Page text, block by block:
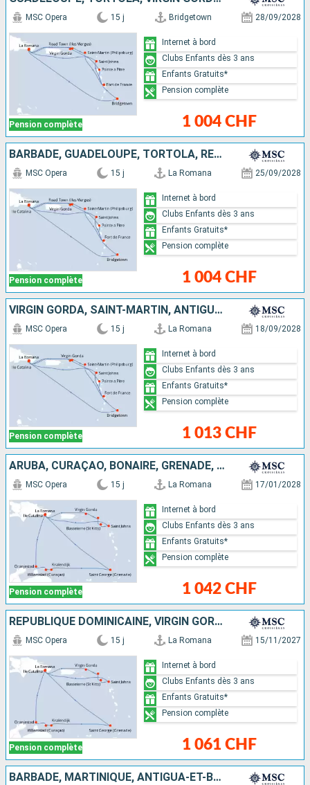
Pension complète
MSC Opera 15 j Bridgetown 28/09/2028
1 004 CHF
Internet à bord
Clubs Enfants dès 3 ans
Enfants Gratuits*
Pension complète
BARBADE, GUADELOUPE, TORTOLA, RÉPUBLIQUE DOMINICAINE, VIRGIN GORDA, SAINT-MARTIN, MARTINIQUE, ANTIGUA-ET-BARBUDA
Pension complète
MSC Opera 15 j La Romana 25/09/2028
1 004 CHF
Internet à bord
Clubs Enfants dès 3 ans
Enfants Gratuits*
Pension complète
VIRGIN GORDA, SAINT-MARTIN, ANTIGUA-ET-BARBUDA, BARBADE, MARTINIQUE, GUADELOUPE, TORTOLA, RÉPUBLIQUE DOMINICAINE
Pension complète
MSC Opera 15 j La Romana 18/09/2028
1 013 CHF
Internet à bord
Clubs Enfants dès 3 ans
Enfants Gratuits*
Pension complète
ARUBA, CURAÇAO, BONAIRE, GRENADE, VIRGIN GORDA, SAINT-MARTIN, SAINT-CHRISTOPHE-ET-NIÉVÈS, ANTIGUA-ET-BARBUDA, RÉPUBLIQUE DOMINICAINE
Pension complète
MSC Opera 15 j La Romana 17/01/2028
1 042 CHF
Internet à bord
Clubs Enfants dès 3 ans
Enfants Gratuits*
Pension complète
RÉPUBLIQUE DOMINICAINE, VIRGIN GORDA, SAINT-MARTIN, SAINT-CHRISTOPHE-ET-NIÉVÈS, ANTIGUA-ET-BARBUDA, ARUBA, CURAÇAO, BONAIRE, GRENADE
Pension complète
MSC Opera 15 j La Romana 15/11/2027
1 061 CHF
Internet à bord
Clubs Enfants dès 3 ans
Enfants Gratuits*
Pension complète
BARBADE, MARTINIQUE, ANTIGUA-ET-BARBUDA, RÉPUBLIQUE DOMINICAINE, VIRGIN GORDA, SAINT-MARTIN, SAINT-CHRISTOPHE-ET-NIÉVÈS, TORTOLA